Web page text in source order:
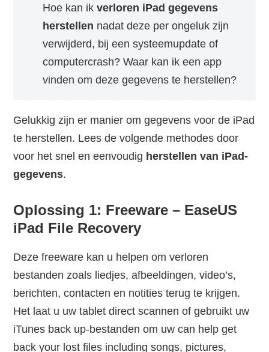
Hoe kan ikverloren iPad gegevens
herstellen nadat deze per ongeluk zijn
verwijderd, bij een systeemupdate of
computercrash? Waar kan ik een app
vinden om deze gegevens te herstellen?
Gelukkig zijn er manier om gegevens voor de iPad
te herstellen. Lees de volgende methodes door
voor het snel en eenvoudig herstellen van iPad-
gegevens.
Oplossing 1: Freeware – EaseUS
iPad File Recovery
Deze freeware kan u helpen om verloren
bestanden zoals liedjes, afbeeldingen, video’s,
berichten, contacten en notities terug te krijgen.
Het laat u uw tablet direct scannen of gebruikt uw
iTunes back up-bestanden om uw can help get
back your lost files including songs, pictures,